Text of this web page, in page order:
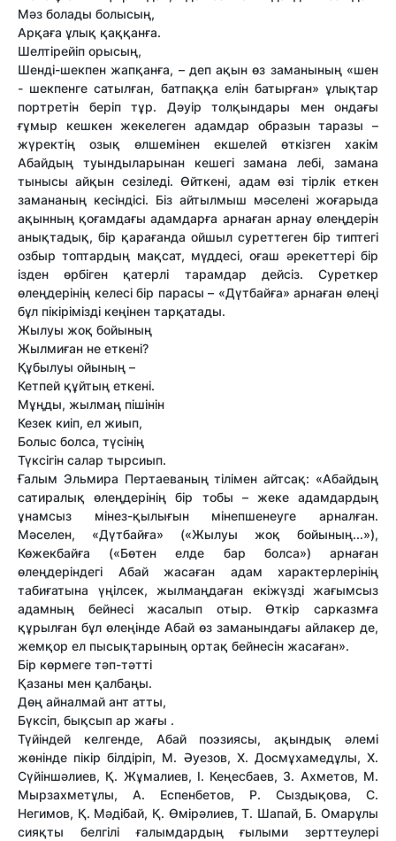
Мәз болады болысың,
Арқаға ұлық қаққанға.
Шелтірейіп орысың,
Шенді-шекпен жапқанға, – деп ақын өз заманының «шен
- шекпенге сатылған, батпаққа елін батырған» ұлықтар
портретін беріп тұр. Дәуір толқындары мен ондағы
ғұмыр кешкен жекелеген адамдар образын таразы –
жүректің озық өлшемінен екшелей өткізген хакім
Абайдың туындыларынан кешегі замана лебі, замана
тынысы айқын сезіледі. Өйткені, адам өзі тірлік еткен
замананың кесіндісі. Біз айтылмыш мәселені жоғарыда
ақынның қоғамдағы адамдарға арнаған арнау өлеңдерін
анықтадық, бір қарағанда ойшыл суреттеген бір типтегі
озбыр топтардың мақсат, мүддесі, оғаш әрекеттері бір
ізден өрбіген қатерлі тарамдар дейсіз. Суреткер
өлеңдерінің келесі бір парасы – «Дүтбайға» арнаған өлеңі
бұл пікірімізді кеңінен тарқатады.
Жылуы жоқ бойының
Жылмиған не еткені?
Құбылуы ойының –
Кетпей құйтың еткені.
Мұңды, жылмаң пішінін
Кезек киіп, ел жиып,
Болыс болса, түсінің
Түксігін салар тырсиып.
Ғалым Эльмира Пертаеваның тілімен айтсақ: «Абайдың
сатиралық өлеңдерінің бір тобы – жеке адамдардың
ұнамсыз мінез-қылығын мінепшенеуге арналған.
Мәселен, «Дүтбайға» («Жылуы жоқ бойының...»),
Көжекбайға («Бөтен елде бар болса») арнаған
өлеңдеріндегі Абай жасаған адам характерлерінің
табиғатына үңілсек, жылмаңдаған екіжүзді жағымсыз
адамның бейнесі жасалып отыр. Өткір сарказмға
құрылған бұл өлеңінде Абай өз заманындағы айлакер де,
жемқор ел пысықтарының ортақ бейнесін жасаған».
Бір көрмеге тәп-тәтті
Қазаны мен қалбаңы.
Дөң айналмай ант атты,
Бүксіп, бықсып ар жағы .
Түйіндей келгенде, Абай поэзиясы, ақындық әлемі
жөнінде пікір білдіріп, М. Әуезов, Х. Досмұхамедұлы, Х.
Сүйіншәлиев, Қ. Жұмалиев, І. Кеңесбаев, З. Ахметов, М.
Мырзахметұлы, А. Еспенбетов, Р. Сыздықова, С.
Негимов, Қ. Мәдібай, Қ. Өмірәлиев, Т. Шапай, Б. Омарұлы
сияқты белгілі ғалымдардың ғылыми зерттеулері